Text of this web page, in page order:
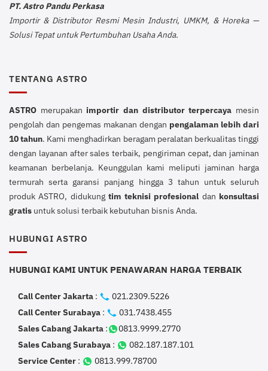
PT. Astro Pandu Perkasa
Importir & Distributor Resmi Mesin Industri, UMKM, & Horeka —
Solusi Tepat untuk Pertumbuhan Usaha Anda.
TENTANG ASTRO
ASTRO merupakanimportir dan distributor terpercaya mesin
pengolah dan pengemas makanan dengan pengalaman lebih dari
10 tahun. Kami menghadirkan beragam peralatan berkualitas tinggi
dengan layanan after sales terbaik, pengiriman cepat, dan jaminan
keamanan berbelanja. Keunggulan kami meliputi jaminan harga
termurah serta garansi panjang hingga 3 tahun untuk seluruh
produk ASTRO, didukung tim teknisi profesional dan konsultasi
gratis untuk solusi terbaik kebutuhan bisnis Anda.
HUBUNGI ASTRO
HUBUNGI KAMI UNTUK PENAWARAN HARGA TERBAIK
Call Center Jakarta :
021.2309.5226
Call Center Surabaya :
031.7438.455
Sales Cabang Jakarta :
0813.9999.2770
Sales Cabang Surabaya :
082.187.187.101
Service Center :
0813.999.78700